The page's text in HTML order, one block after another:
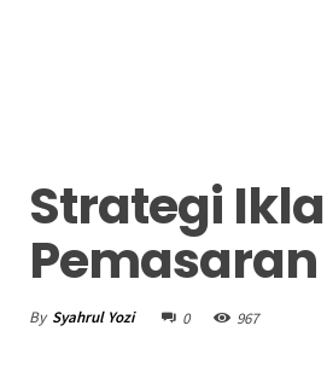
Strategi
By Syahrul Yozi 0 967